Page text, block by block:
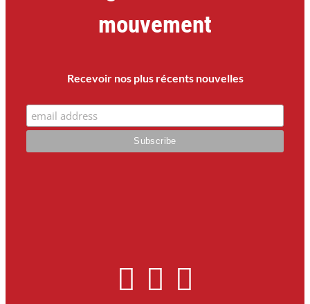
mouvement
Recevoir nos plus récents nouvelles